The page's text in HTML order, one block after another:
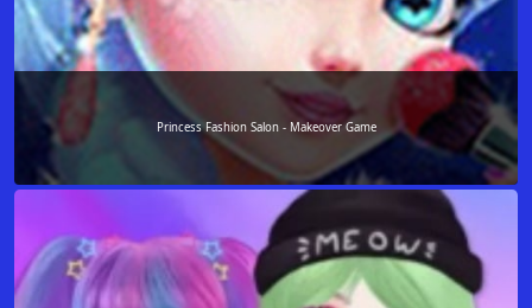
Princess Fashion Salon - Makeover Game